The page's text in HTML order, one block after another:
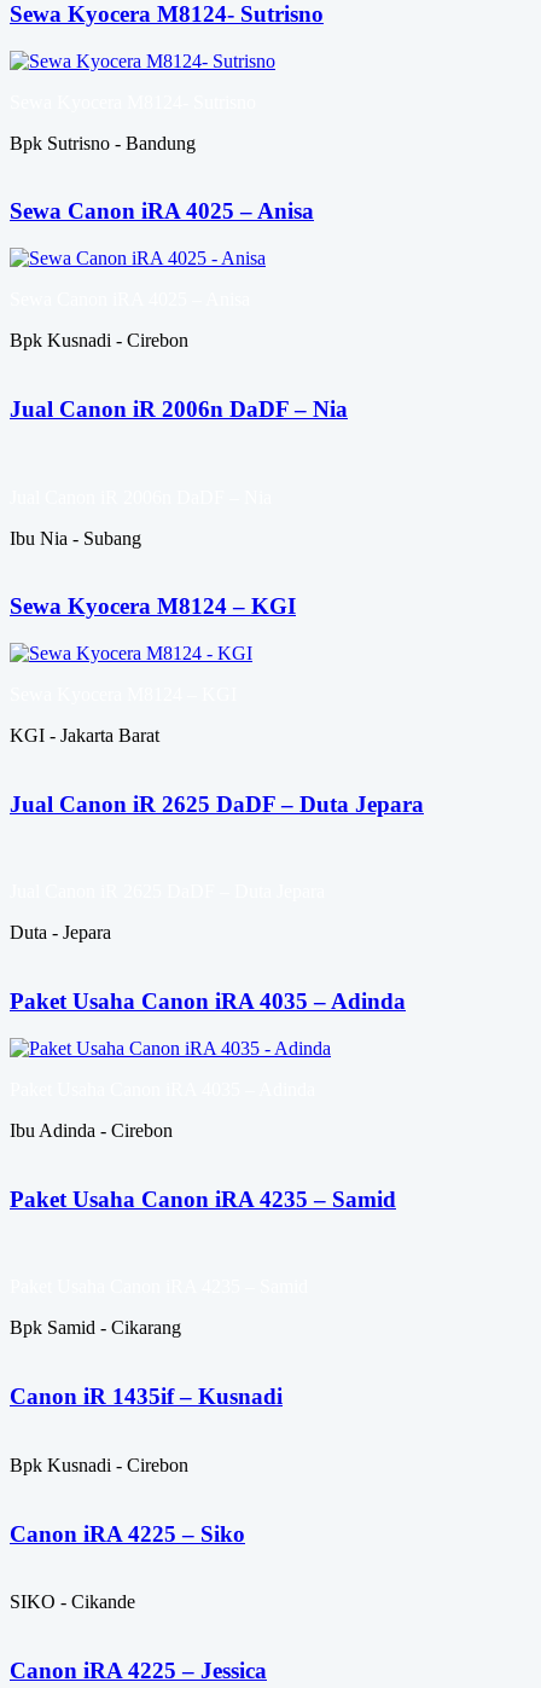
Sewa Kyocera M8124- Sutrisno
Bpk Sutrisno - Bandung
Sewa Canon iRA 4025 – Anisa
Bpk Kusnadi - Cirebon
Jual Canon iR 2006n DaDF – Nia
Ibu Nia - Subang
Sewa Kyocera M8124 – KGI
KGI - Jakarta Barat
Jual Canon iR 2625 DaDF – Duta Jepara
Duta - Jepara
Paket Usaha Canon iRA 4035 – Adinda
Ibu Adinda - Cirebon
Paket Usaha Canon iRA 4235 – Samid
Bpk Samid - Cikarang
Canon iR 1435if – Kusnadi
Bpk Kusnadi - Cirebon
Canon iRA 4225 – Siko
SIKO - Cikande
Canon iRA 4225 – Jessica